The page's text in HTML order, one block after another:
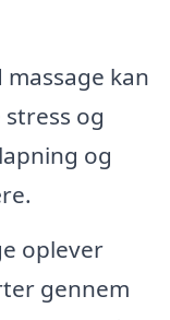
massage kan
og
og
oplever
gennem